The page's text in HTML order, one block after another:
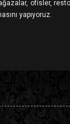
ofisler,
yapıyoruz.